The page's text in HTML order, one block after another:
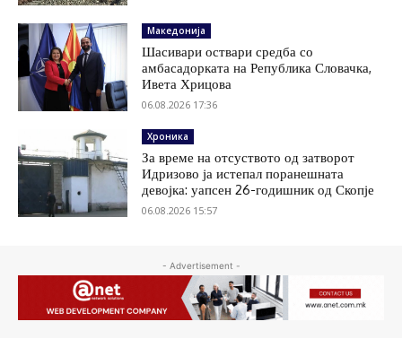
Македонија
Шасивари оствари средба со
амбасадорката на Република Словачка,
Ивета Хрицова
06.08.2026 17:36
Хроника
За време на отсуството од затворот
Идризово ја истепал поранешната
девојка: уапсен 26-годишник од Скопје
06.08.2026 15:57
- Advertisement -